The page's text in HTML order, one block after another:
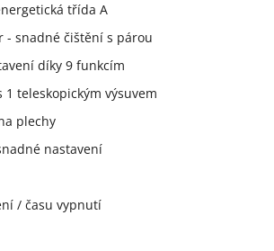
třída A
- snadné čištění s párou
díky 9 funkcím
1 teleskopickým výsuvem
plechy
nastavení
/ času vypnutí